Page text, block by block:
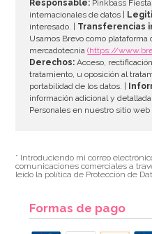
Responsable: Pinkbass
internacionales de datos |
interesado. | Transferencias
Usamos Brevo como
mercadotecnia(https://
Derechos: Acceso,
tratamiento, u oposición al
portabilidad de los datos. |
información adicional y
Personales en nuestro sitio web
* Introduciendo mi correo
comunicaciones comerciales a
leído la política de Protección de
Formas de pago